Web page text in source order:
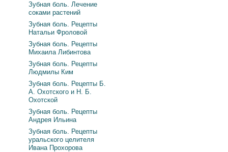
Зубная боль. Лечение
соками растений
Зубная боль. Рецепты
Натальи Фроловой
Зубная боль. Рецепты
Михаила Либинтова
Зубная боль. Рецепты
Людмилы Ким
Зубная боль. Рецепты Б.
А. Охотского и Н. Б.
Охотской
Зубная боль. Рецепты
Андрея Ильина
Зубная боль. Рецепты
уральского целителя
Ивана Прохорова